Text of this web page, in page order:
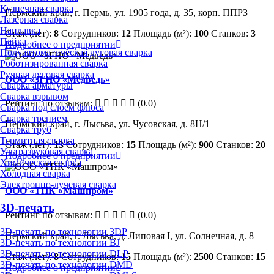
Кузнечная сварка
Лазерная сварка
Наплавка
Пайка
Полуавтоматическая дуговая сварка
Роботизированная сварка
Ручная дуговая сварка
Сварка арматуры
Сварка взрывом
Сварка под слоем флюса
Сварка трением
Сварка труб
Термитная сварка
Ультразвуковая сварка
Химическая сварка
Холодная сварка
Электронно-лучевая сварка
3D-печать
3D-печать по технологии 3DP
3D-печать по технологии BJ
3D-печать по технологии DLP
3D-печать по технологии DMD
Пермский край, г. Пермь, ул. 1905 года, д. 35, корп. ППРЗ
Стаж (лет): 8 Сотрудников: 12 Площадь (м²): 100 Станков: 3
Подробнее о предприятии
ООО «ЗГНО «Медведь»
Рейтинг по отзывам:
(0.0)
Пермский край, г. Лысьва, ул. Чусовская, д. 8Н/1
Стаж (лет):13 Сотрудников: 15 Площадь (м²): 900 Станков: 20
Подробнее о предприятии
ООО «ТПК «Машпром»
Рейтинг по отзывам:
(0.0)
Пермский край, г. Лысьва, д. Липовая I, ул. Солнечная, д. 8
Стаж (лет):8 Сотрудников:15 Площадь (м²): 2500 Станков: 15
Подробнее о предприятии